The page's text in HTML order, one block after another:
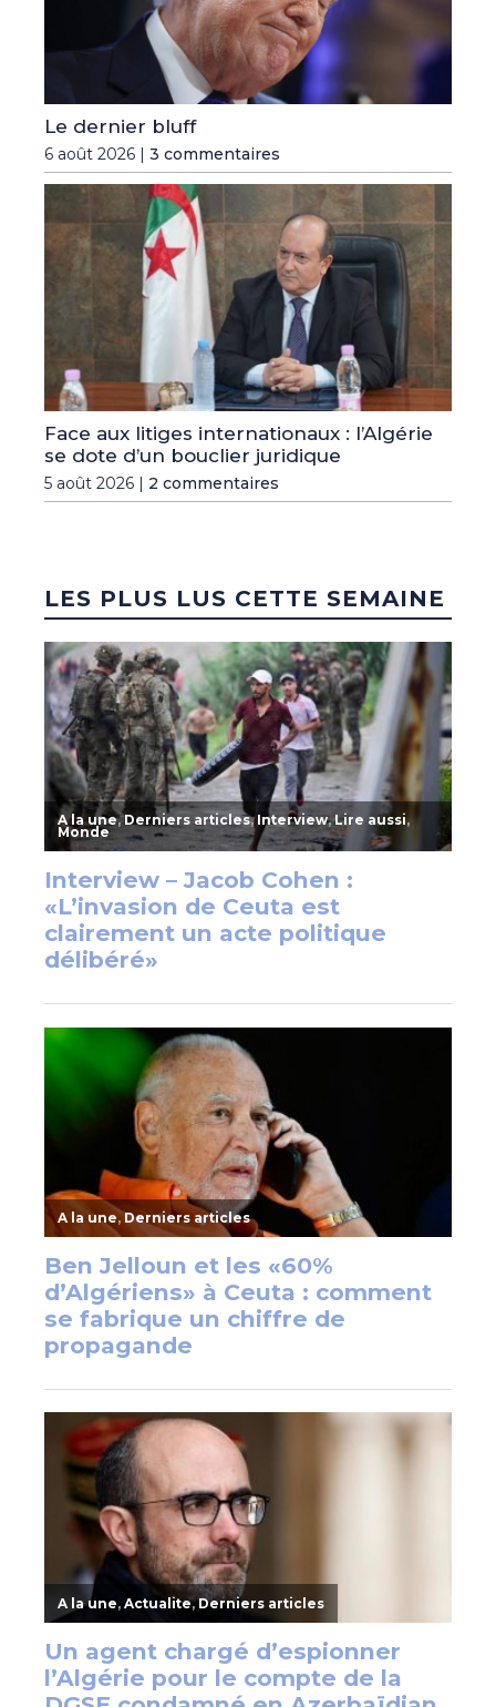
Le dernier bluff
6 août 2026 | 3 commentaires
Face aux litiges internationaux : l’Algérie
se dote d’un bouclier juridique
5 août 2026 | 2 commentaires
LES PLUS LUS CETTE SEMAINE